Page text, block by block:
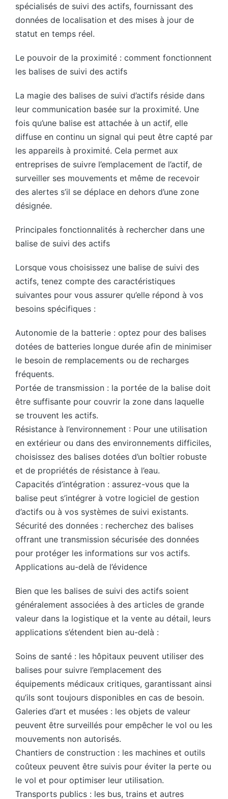
spécialisés de suivi des actifs, fournissant des
données de localisation et des mises à jour de
statut en temps réel.
Le pouvoir de la proximité : comment fonctionnent
les balises de suivi des actifs
La magie des balises de suivi d’actifs réside dans
leur communication basée sur la proximité. Une
fois qu’une balise est attachée à un actif, elle
diffuse en continu un signal qui peut être capté par
les appareils à proximité. Cela permet aux
entreprises de suivre l’emplacement de l’actif, de
surveiller ses mouvements et même de recevoir
des alertes s’il se déplace en dehors d’une zone
désignée.
Principales fonctionnalités à rechercher dans une
balise de suivi des actifs
Lorsque vous choisissez une balise de suivi des
actifs, tenez compte des caractéristiques
suivantes pour vous assurer qu’elle répond à vos
besoins spécifiques :
Autonomie de la batterie : optez pour des balises
dotées de batteries longue durée afin de minimiser
le besoin de remplacements ou de recharges
fréquents.
Portée de transmission : la portée de la balise doit
être suffisante pour couvrir la zone dans laquelle
se trouvent les actifs.
Résistance à l’environnement : Pour une utilisation
en extérieur ou dans des environnements difficiles,
choisissez des balises dotées d’un boîtier robuste
et de propriétés de résistance à l’eau.
Capacités d’intégration : assurez-vous que la
balise peut s’intégrer à votre logiciel de gestion
d’actifs ou à vos systèmes de suivi existants.
Sécurité des données : recherchez des balises
offrant une transmission sécurisée des données
pour protéger les informations sur vos actifs.
Applications au-delà de l’évidence
Bien que les balises de suivi des actifs soient
généralement associées à des articles de grande
valeur dans la logistique et la vente au détail, leurs
applications s’étendent bien au-delà :
Soins de santé : les hôpitaux peuvent utiliser des
balises pour suivre l’emplacement des
équipements médicaux critiques, garantissant ainsi
qu’ils sont toujours disponibles en cas de besoin.
Galeries d’art et musées : les objets de valeur
peuvent être surveillés pour empêcher le vol ou les
mouvements non autorisés.
Chantiers de construction : les machines et outils
coûteux peuvent être suivis pour éviter la perte ou
le vol et pour optimiser leur utilisation.
Transports publics : les bus, trains et autres